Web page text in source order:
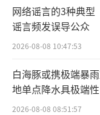
网络谣言的3种典
谣言频发误导公众
2026-08-08 10:47:53
白海豚或携极端暴
地单点降水具极端性
2026-08-08 08:51:57